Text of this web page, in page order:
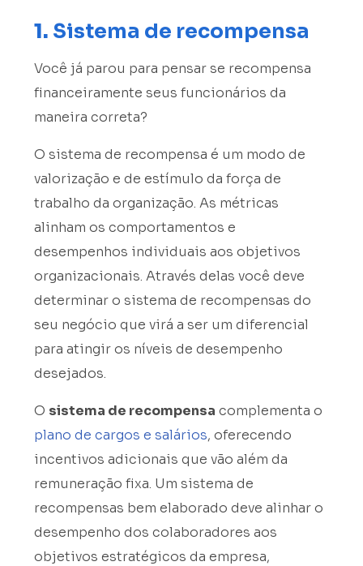
1. Sistema de recompensa
Você já parou para pensar se recompensa
financeiramente seus funcionários da
maneira correta?
O sistema de recompensa é um modo de
valorização e de estímulo da força de
trabalho da organização. As métricas
alinham os comportamentos e
desempenhos individuais aos objetivos
organizacionais. Através delas você deve
determinar o sistema de recompensas do
seu negócio que virá a ser um diferencial
para atingir os níveis de desempenho
desejados.
O sistema de recompensa complementa o
plano de cargos e salários, oferecendo
incentivos adicionais que vão além da
remuneração fixa. Um sistema de
recompensas bem elaborado deve alinhar o
desempenho dos colaboradores aos
objetivos estratégicos da empresa,